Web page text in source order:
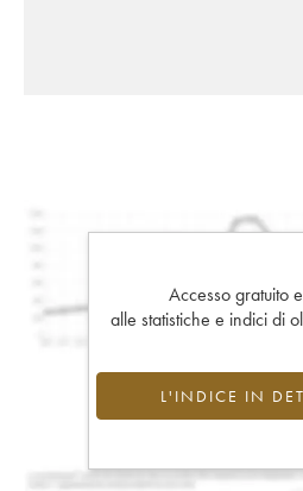
Accesso gratuito
alle statistiche e indici di
L'INDICE IN